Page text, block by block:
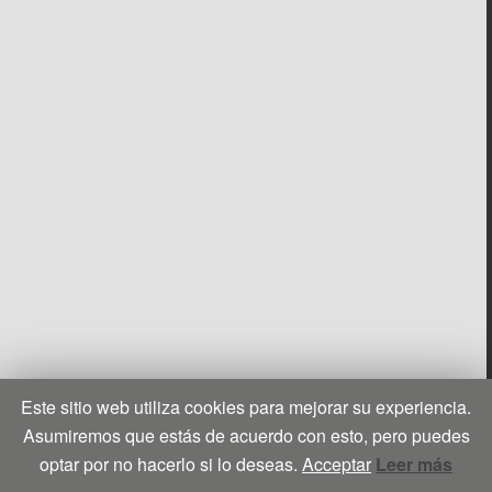
Este sitio web utiliza cookies para mejorar su experiencia.
Asumiremos que estás de acuerdo con esto, pero puedes
optar por no hacerlo si lo deseas. Acceptar Leer más